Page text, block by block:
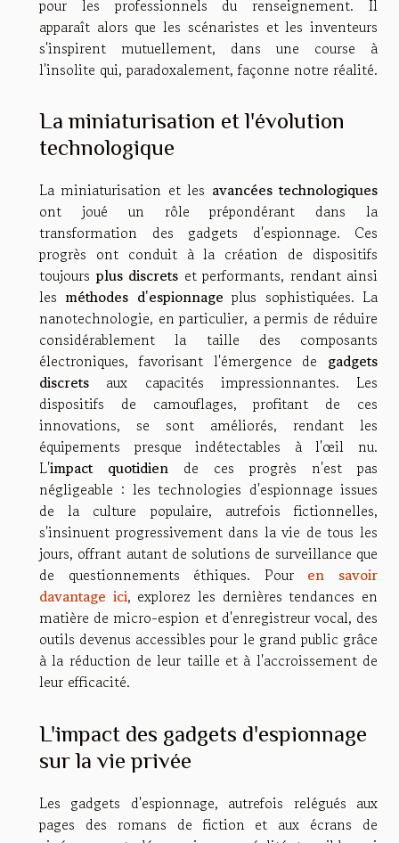
pour les professionnels du renseignement. Il
apparaît alors que les scénaristes et les inventeurs
s'inspirent mutuellement, dans une course à
l'insolite qui, paradoxalement, façonne notre réalité.
La miniaturisation et l'évolution
technologique
La miniaturisation et les avancées technologiques
ont joué un rôle prépondérant dans la
transformation des gadgets d'espionnage. Ces
progrès ont conduit à la création de dispositifs
toujours plus discrets et performants, rendant ainsi
les méthodes d'espionnage plus sophistiquées. La
nanotechnologie, en particulier, a permis de réduire
considérablement la taille des composants
électroniques, favorisant l'émergence de gadgets
discrets aux capacités impressionnantes. Les
dispositifs de camouflages, profitant de ces
innovations, se sont améliorés, rendant les
équipements presque indétectables à l'œil nu.
L'impact quotidien de ces progrès n'est pas
négligeable : les technologies d'espionnage issues
de la culture populaire, autrefois fictionnelles,
s'insinuent progressivement dans la vie de tous les
jours, offrant autant de solutions de surveillance que
de questionnements éthiques. Pour en savoir
davantage ici, explorez les dernières tendances en
matière de micro-espion et d'enregistreur vocal, des
outils devenus accessibles pour le grand public grâce
à la réduction de leur taille et à l'accroissement de
leur efficacité.
L'impact des gadgets d'espionnage
sur la vie privée
Les gadgets d'espionnage, autrefois relégués aux
pages des romans de fiction et aux écrans de